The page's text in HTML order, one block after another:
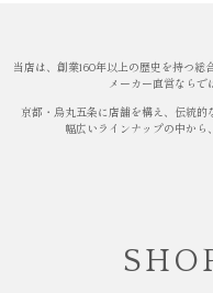
当店は、創業160年以上の歴史を持つ総
メーカー直営ならで
京都・烏丸五条に店舗を構え、伝統的
幅広いラインナップの中から